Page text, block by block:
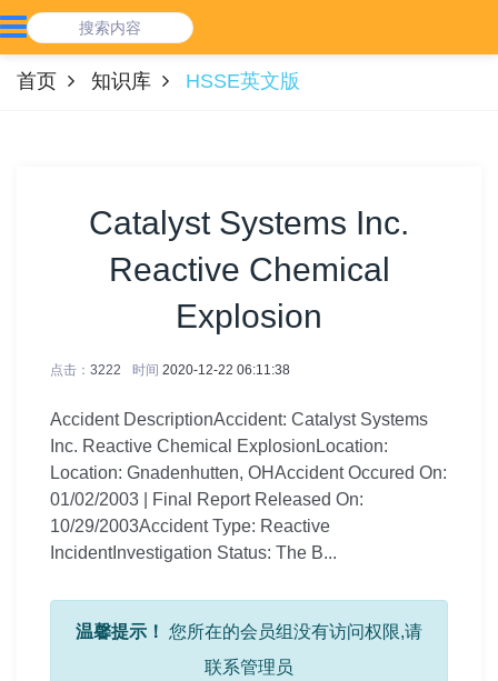
首页 知识库 HSSE英文版
Catalyst Systems Inc.
Reactive Chemical
Explosion
点击： 3222 时间 2020-12-22 06:11:38
Accident DescriptionAccident: Catalyst Systems
Inc. Reactive Chemical ExplosionLocation:
Location: Gnadenhutten, OHAccident Occured On:
01/02/2003 | Final Report Released On:
10/29/2003Accident Type: Reactive
IncidentInvestigation Status: The B...
温馨提示！ 您所在的会员组没有访问权限,请
联系管理员